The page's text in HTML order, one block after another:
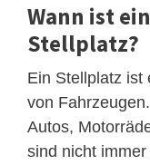
Wann ist
Stellplatz?
Ein Stellplatz ist
von
Autos,
sind nicht